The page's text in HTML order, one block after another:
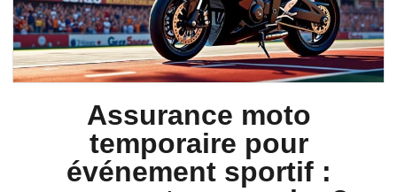
Assurance moto
temporaire pour
événement sportif :